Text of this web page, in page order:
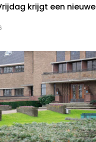
krijgt een nieuwe